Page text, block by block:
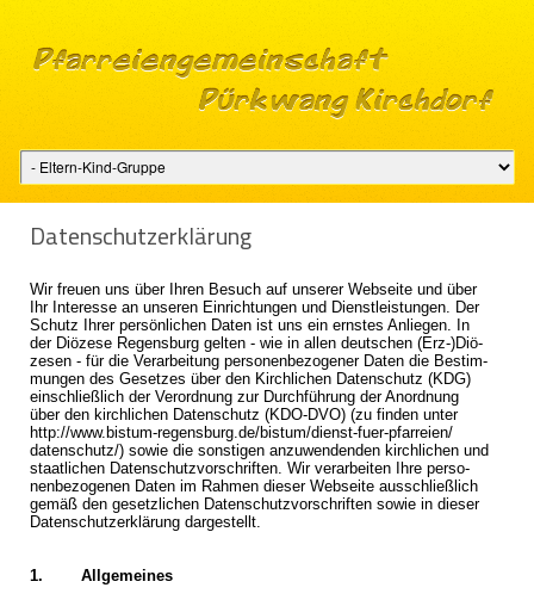
Da­ten­schutz­er­klä­rung
Wir freu­en uns über Ihren Be­such auf un­se­rer Web­sei­te und über
Ihr In­ter­es­se an un­se­ren Ein­rich­tun­gen und Dienst­leis­tun­gen. Der
Schutz Ihrer per­sön­li­chen Daten ist uns ein erns­tes An­lie­gen. In
der Diö­ze­se Re­gens­burg gel­ten - wie in allen deut­schen (Erz-)Diö­
ze­sen - für die Ver­ar­bei­tung per­so­nen­be­zo­ge­ner Daten die Be­stim­
mun­gen des Ge­set­zes über den Kirch­li­chen Da­ten­schutz (KDG)
ein­schließ­lich der Ver­ord­nung zur Durch­füh­rung der An­ord­nung
über den kirch­li­chen Da­ten­schutz (KDO-DVO) (zu fin­den unter
http://​www.​bistum-regensburg.​de/​bistum/​dienst-fuer-pfarreien/​
datenschutz/​) sowie die sons­ti­gen an­zu­wen­den­den kirch­li­chen und
staat­li­chen Da­ten­schutz­vor­schrif­ten. Wir ver­ar­bei­ten Ihre per­so­
nen­be­zo­ge­nen Daten im Rah­men die­ser Web­sei­te aus­schließ­lich
gemäß den ge­setz­li­chen Da­ten­schutz­vor­schrif­ten sowie in die­ser
Da­ten­schutz­er­klä­rung dar­ge­stellt.
1. All­ge­mei­nes